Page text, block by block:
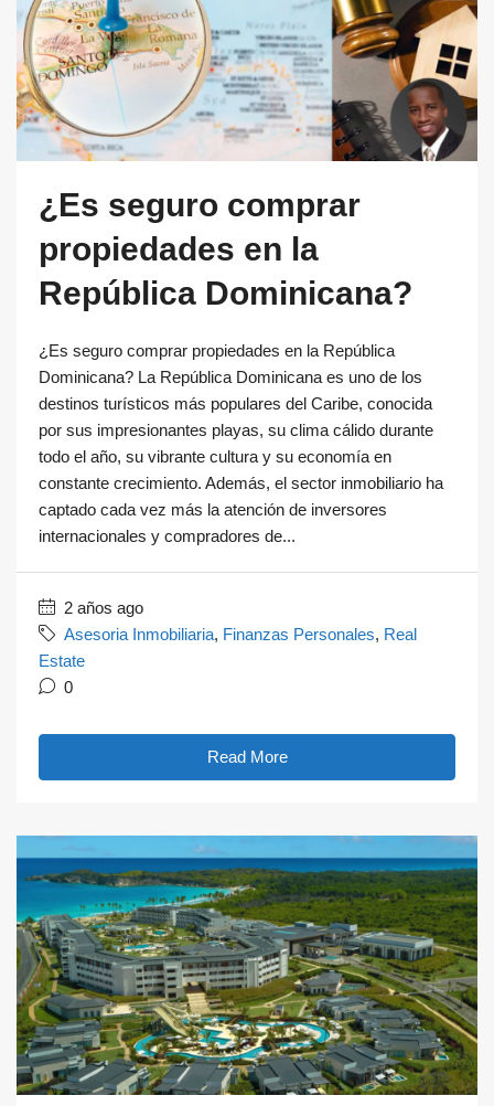
¿Es seguro comprar
propiedades en la
República Dominicana?
¿Es seguro comprar propiedades en la República
Dominicana? La República Dominicana es uno de los
destinos turísticos más populares del Caribe, conocida
por sus impresionantes playas, su clima cálido durante
todo el año, su vibrante cultura y su economía en
constante crecimiento. Además, el sector inmobiliario ha
captado cada vez más la atención de inversores
internacionales y compradores de...
2 años ago
Asesoria Inmobiliaria, Finanzas Personales, Real
Estate
0
Read More